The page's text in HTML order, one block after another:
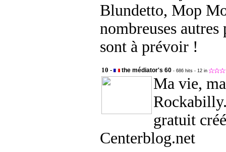
Blundetto, Mop
nombreuses
sont à prévoir !
10 - the médiator's 60 - 686 hits - 12 in
Ma vie,
gratuit
Centerblog.net